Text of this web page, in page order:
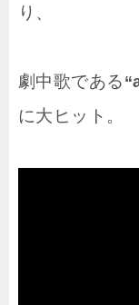
り、
劇中歌である
に大ヒット。